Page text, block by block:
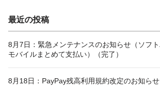
最近の投稿
8月7日：緊急メンテナンスのお知らせ（ソフ
モバイルまとめて支払い）（完了）
8月18日：PayPay残高利用規約改定のお知らせ